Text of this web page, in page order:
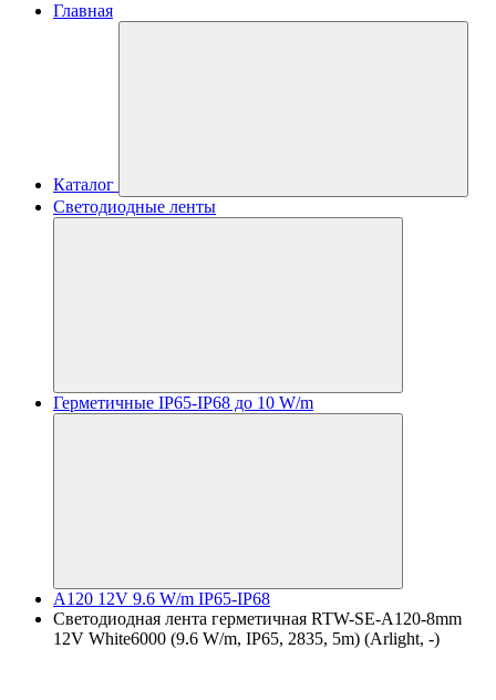
Главная
Каталог
Светодиодные ленты
Герметичные IP65-IP68 до 10 W/m
A120 12V 9.6 W/m IP65-IP68
Светодиодная лента герметичная RTW-SE-A120-8mm
12V White6000 (9.6 W/m, IP65, 2835, 5m) (Arlight, -)